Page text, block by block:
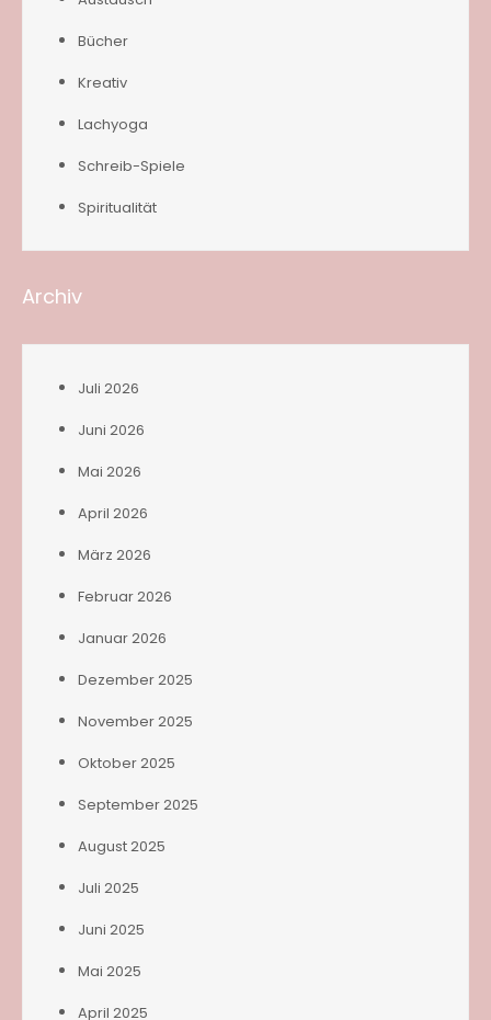
Bücher
Kreativ
Lachyoga
Schreib-Spiele
Spiritualität
Archiv
Juli 2026
Juni 2026
Mai 2026
April 2026
März 2026
Februar 2026
Januar 2026
Dezember 2025
November 2025
Oktober 2025
September 2025
August 2025
Juli 2025
Juni 2025
Mai 2025
April 2025